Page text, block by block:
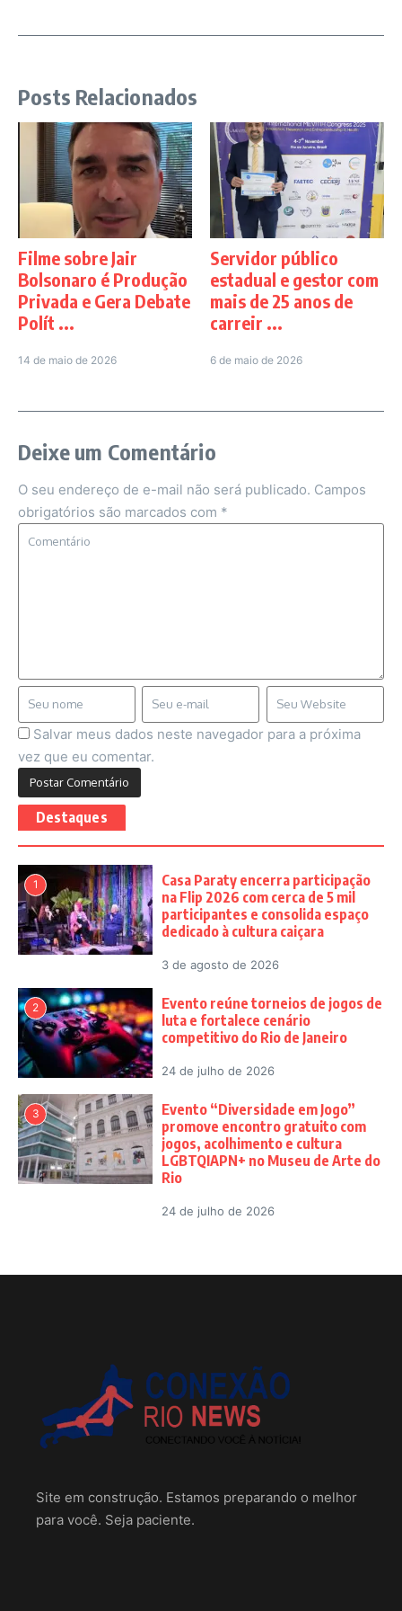
Posts Relacionados
Filme sobre Jair
Bolsonaro é Produção
Privada e Gera Debate
Polít ...
14 de maio de 2026
Servidor público
estadual e gestor com
mais de 25 anos de
carreir ...
6 de maio de 2026
Deixe um Comentário
O seu endereço de e-mail não será publicado. Campos
obrigatórios são marcados com *
Salvar meus dados neste navegador para a próxima
vez que eu comentar.
Destaques
1
Casa Paraty encerra participação
na Flip 2026 com cerca de 5 mil
participantes e consolida espaço
dedicado à cultura caiçara
3 de agosto de 2026
2
Evento reúne torneios de jogos de
luta e fortalece cenário
competitivo do Rio de Janeiro
24 de julho de 2026
3
Evento “Diversidade em Jogo”
promove encontro gratuito com
jogos, acolhimento e cultura
LGBTQIAPN+ no Museu de Arte do
Rio
24 de julho de 2026
Site em construção. Estamos preparando o melhor
para você. Seja paciente.